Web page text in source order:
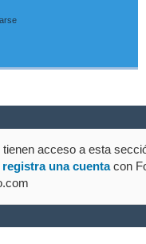
acceso a esta
registra una cuentacon